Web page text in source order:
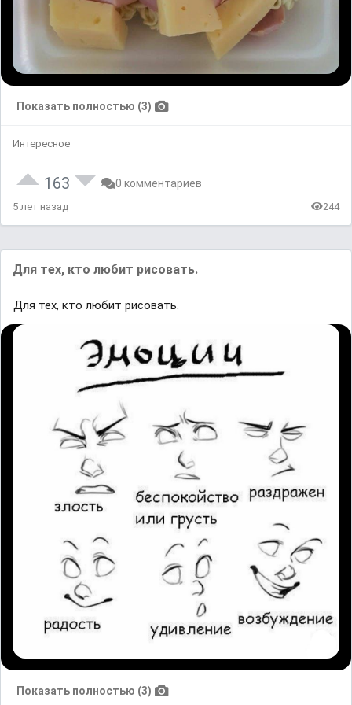
Показать полностью (3)
Интересное
163 0 комментариев
5 лет назад 244
Для тех, кто любит рисовать.
Для тех, кто любит рисовать.
Показать полностью (3)